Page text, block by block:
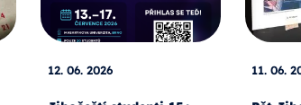
12. 06. 2026 11. 06.